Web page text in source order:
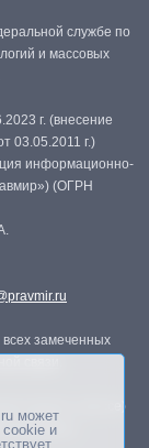
службе по
и массовых
г. (внесение
03.05.2011 г.)
информационно-
(ОГРН
замеченных
(книгах, прессе)
редакции.
может
и